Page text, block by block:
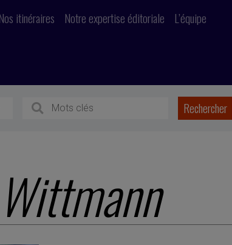
itinéraires Notre expertise éditoriale L’équipe